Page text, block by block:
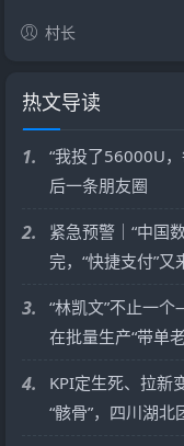
村长
热文导读
1.
“我投了56000U
后一条朋友圈
2.
紧急预警｜“中国
完，“快捷支付”
3.
“林凯文”不止一
在批量生产“带单
4.
KPI定生死、拉新
“骸骨”，四川湖北